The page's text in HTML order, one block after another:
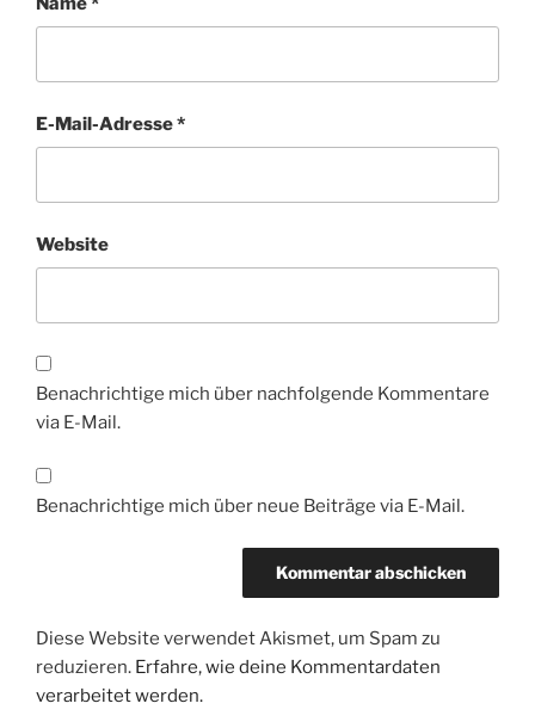
E-Mail-Adresse*
Website
Benachrichtige mich über nachfolgende Kommentare
via E-Mail.
Benachrichtige mich über neue Beiträge via E-Mail.
Diese Website verwendet Akismet, um Spam zu
reduzieren. Erfahre, wie deine Kommentardaten
verarbeitet werden.